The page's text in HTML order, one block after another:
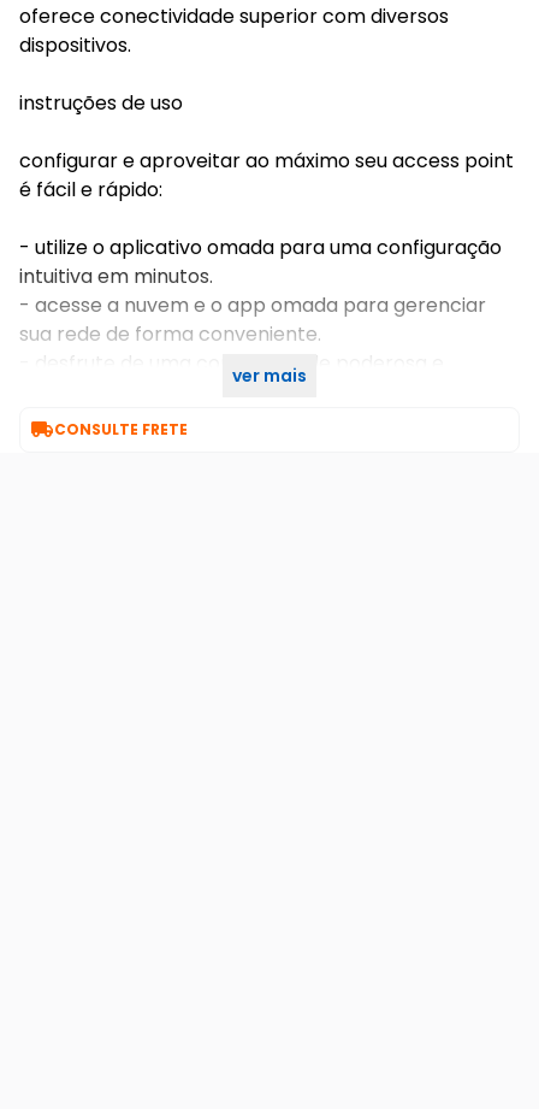
oferece conectividade superior com diversos
dispositivos.
instruções de uso
configurar e aproveitar ao máximo seu access point
é fácil e rápido:
- utilize o aplicativo omada para uma configuração
intuitiva em minutos.
- acesse a nuvem e o app omada para gerenciar
sua rede de forma conveniente.
- desfrute de uma conectividade poderosa e
ver mais
CONSULTE FRETE